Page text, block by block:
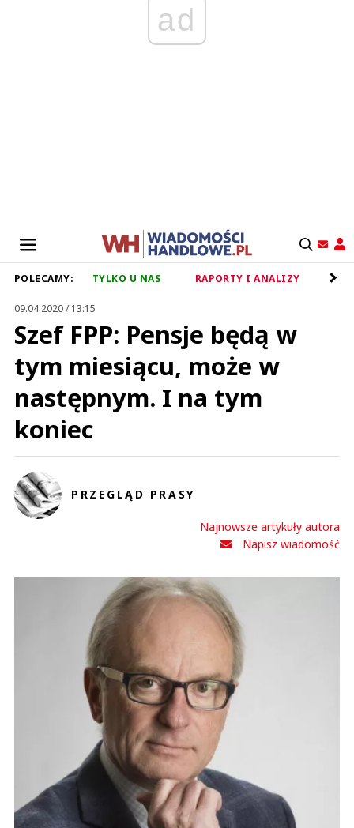
ad
POLECAMY: TYLKO U NAS RAPORTY I ANALIZY
09.04.2020 / 13:15
Szef FPP: Pensje będą w
tym miesiącu, może w
następnym. I na tym
koniec
PRZEGLĄD PRASY
Najnowsze artykuły autora
Napisz wiadomość